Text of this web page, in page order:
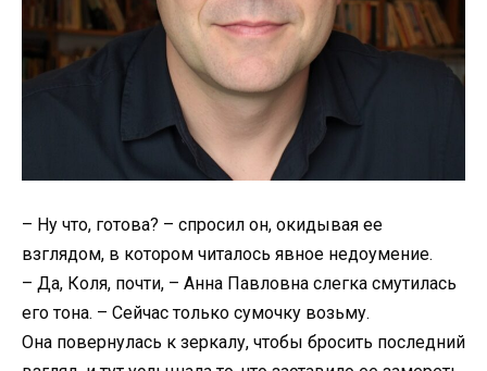
– Ну что, готова? – спросил он, окидывая ее
взглядом, в котором читалось явное недоумение.
– Да, Коля, почти, – Анна Павловна слегка смутилась
его тона. – Сейчас только сумочку возьму.
Она повернулась к зеркалу, чтобы бросить последний